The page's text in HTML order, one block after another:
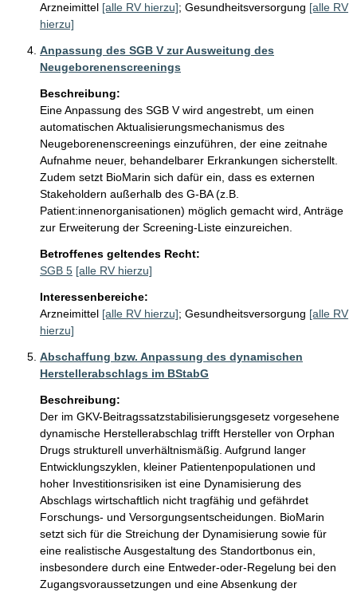
Arzneimittel [alle RV hierzu]; Gesundheitsversorgung [alle RV
hierzu]
Anpassung des SGB V zur Ausweitung des
Neugeborenenscreenings
Beschreibung:
Eine Anpassung des SGB V wird angestrebt, um einen
automatischen Aktualisierungsmechanismus des
Neugeborenenscreenings einzuführen, der eine zeitnahe
Aufnahme neuer, behandelbarer Erkrankungen sicherstellt.
Zudem setzt BioMarin sich dafür ein, dass es externen
Stakeholdern außerhalb des G-BA (z.B.
Patient:innenorganisationen) möglich gemacht wird, Anträge
zur Erweiterung der Screening-Liste einzureichen.
Betroffenes geltendes Recht:
SGB 5 [alle RV hierzu]
Interessenbereiche:
Arzneimittel [alle RV hierzu]; Gesundheitsversorgung [alle RV
hierzu]
Abschaffung bzw. Anpassung des dynamischen
Herstellerabschlags im BStabG
Beschreibung:
Der im GKV-Beitragssatzstabilisierungsgesetz vorgesehene
dynamische Herstellerabschlag trifft Hersteller von Orphan
Drugs strukturell unverhältnismäßig. Aufgrund langer
Entwicklungszyklen, kleiner Patientenpopulationen und
hoher Investitionsrisiken ist eine Dynamisierung des
Abschlags wirtschaftlich nicht tragfähig und gefährdet
Forschungs- und Versorgungsentscheidungen. BioMarin
setzt sich für die Streichung der Dynamisierung sowie für
eine realistische Ausgestaltung des Standortbonus ein,
insbesondere durch eine Entweder-oder-Regelung bei den
Zugangsvoraussetzungen und eine Absenkung der